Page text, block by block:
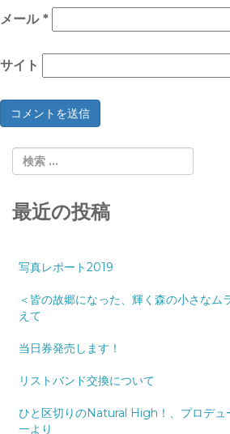
メール *
サイト
最近の投稿
写真レポート2019
＜皆の故郷になった、輝く森の小さなム
えて
当日券発売します！
リストバンド交換について
ひと区切りのNatural High！、プロデュ
一より